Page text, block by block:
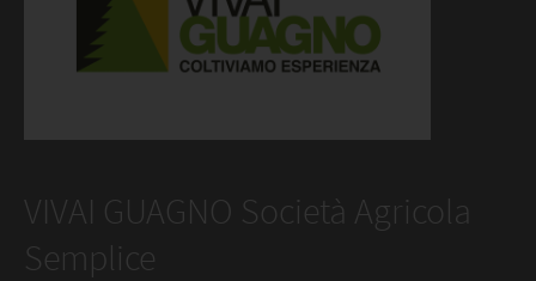
VIVAI GUAGNO Società Agricola
Semplice